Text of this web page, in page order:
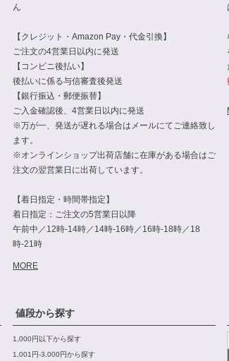
ん
【クレジット・Amazon Pay・代金引換】
ご注文の4営業日以内に発送
【コンビニ後払い】
後払いに係る与信審査後発送
【銀行振込・郵便振替】
ご入金確認後、4営業日以内に発送
※万が一、発送が遅れる場合はメールにてご連絡致し
ます。
※オンラインショップ出荷店舗に在庫がある場合はご
注文の翌営業日に出荷しています。
【着日指定・時間帯指定】
着日指定：ご注文の5営業日以降
午前中／12時-14時／14時-16時／16時-18時／18
時-21時
MORE
値段から探す
1,000円以下から探す
1,001円-3,000円から探す